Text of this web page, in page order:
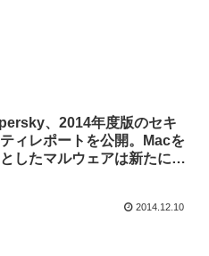
、2014年度版のセキ
ィレポートを公開。Macを
したマルウェアは新たに
2014.12.10